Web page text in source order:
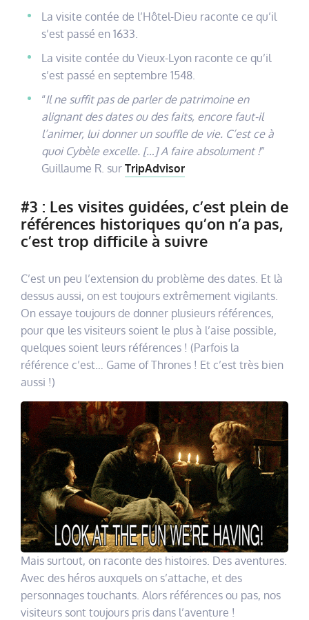
La visite contée de l’Hôtel-Dieu raconte ce qu’il
s’est passé en 1633.
La visite contée du Vieux-Lyon raconte ce qu’il
s’est passé en septembre 1548.
“Il ne suffit pas de parler de patrimoine en
alignant des dates ou des faits, encore faut-il
l’animer, lui donner un souffle de vie. C’est ce à
quoi Cybèle excelle. […] A faire absolument !”
Guillaume R. sur TripAdvisor
#3 : Les visites guidées, c’est plein de
références historiques qu’on n’a pas,
c’est trop difficile à suivre
C’est un peu l’extension du problème des dates. Et là
dessus aussi, on est toujours extrêmement vigilants.
On essaye toujours de donner plusieurs références,
pour que les visiteurs soient le plus à l’aise possible,
quelques soient leurs références ! (Parfois la
référence c’est… Game of Thrones ! Et c’est très bien
aussi !)
Mais surtout, on raconte des histoires. Des aventures.
Avec des héros auxquels on s’attache, et des
personnages touchants. Alors références ou pas, nos
visiteurs sont toujours pris dans l’aventure !